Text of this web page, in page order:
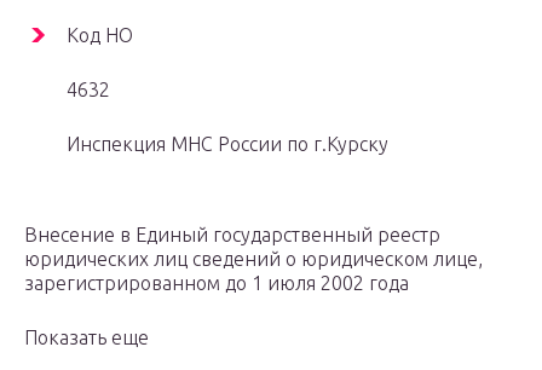
Код НО
4632
Инспекция МНС России по г.Курску
Внесение в Единый государственный реестр
юридических лиц сведений о юридическом лице,
зарегистрированном до 1 июля 2002 года
Показать еще